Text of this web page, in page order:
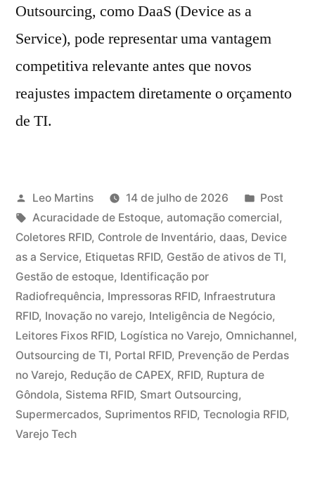
Outsourcing, como DaaS (Device as a
Service), pode representar uma vantagem
competitiva relevante antes que novos
reajustes impactem diretamente o orçamento
de TI.
Leo Martins 14 de julho de 2026
Post
Acuracidade de Estoque, automação comercial,
Coletores RFID, Controle de Inventário, daas, Device
as a Service, Etiquetas RFID, Gestão de ativos de TI,
Gestão de estoque, Identificação por
Radiofrequência, Impressoras RFID, Infraestrutura
RFID, Inovação no varejo, Inteligência de Negócio,
Leitores Fixos RFID, Logística no Varejo, Omnichannel,
Outsourcing de TI, Portal RFID, Prevenção de Perdas
no Varejo, Redução de CAPEX, RFID, Ruptura de
Gôndola, Sistema RFID, Smart Outsourcing,
Supermercados, Suprimentos RFID, Tecnologia RFID,
Varejo Tech